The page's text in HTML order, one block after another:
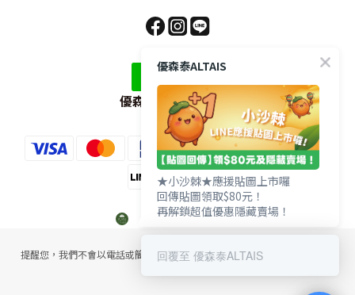
優森泰LINE官方帳號
提醒您，我們不會以電話或簡訊方式通知變更付款方式，或改為分期付款。
優森泰ALTAIS
★小沙棘★應援貼圖上市囉
回傳貼圖領取$80元！
再解鎖超值優惠隱藏賣場！
回覆至 優森泰ALTAIS